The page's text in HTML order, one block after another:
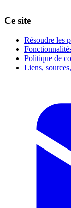
Ce site
Résoudre les
Politique de
Liens,